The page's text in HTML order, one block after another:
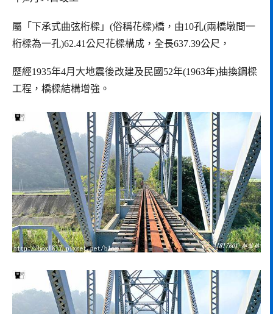
屬「下承式曲弦桁樑」(俗稱花樑)橋，由10孔(兩橋墩間一
桁樑為一孔)62.41公尺花樑構成，全長637.39公尺，
歷經1935年4月大地震後改建及民國52年(1963年)抽換鋼樑
工程，橋樑結構增強。